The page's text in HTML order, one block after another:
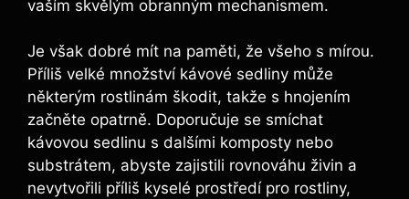
vaším skvělým obranným mechanismem.
Je však dobré mít na paměti, ‍že všeho s mírou.
Příliš velké množství ‌kávové sedliny může
některým rostlinám škodit, takže⁢ s hnojením
začněte‌ opatrně. ‌Doporučuje se smíchat
kávovou‌ sedlinu s dalšími komposty nebo
substrátem, abyste⁢ zajistili rovnováhu živin⁣ a ​
nevytvořili příliš kyselé⁣ prostředí pro ​rostliny,